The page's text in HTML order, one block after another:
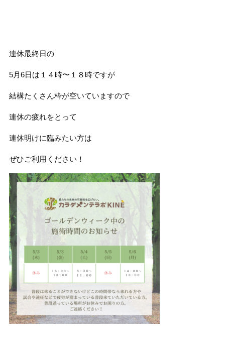
連休最終日の
5月6日は１４時〜１８時ですが
結構たくさん枠が空いていますので
連休の疲れをとって
連休明けに臨みたい方は
ぜひご利用ください！